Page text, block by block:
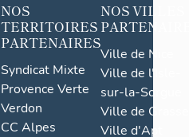
NOS
TERRITOIRES
PARTENAIRES
Syndicat Mixte
Provence Verte
Verdon
CC Alpes
NOS VILLES
Ville de Nice
Ville de l'Isle-
sur-la-Sorgue
Ville de Grasse
Ville d'Apt